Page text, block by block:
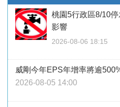
桃園5行政區8/10
影響
2026-08-06 18:15
威剛今年EPS年增率將逾
2026-08-05 14:00